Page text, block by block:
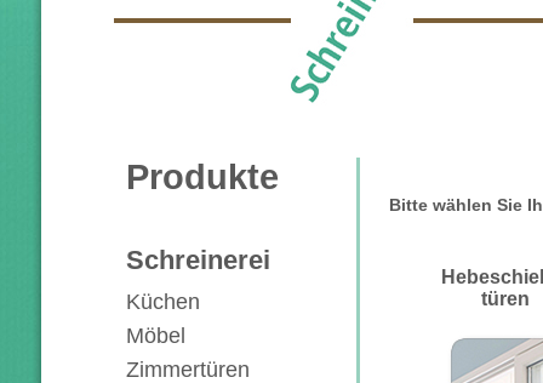
Produkte
Schreinerei
Küchen
Möbel
Zimmertüren
Bitte wählen Sie
türen